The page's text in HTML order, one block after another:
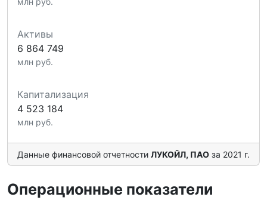
Активы
6 864 749
млн руб.
Капитализация
4 523 184
млн руб.
Данные финансовой отчетности ЛУКОЙЛ, ПАО за 2021 г.
Операционные показатели